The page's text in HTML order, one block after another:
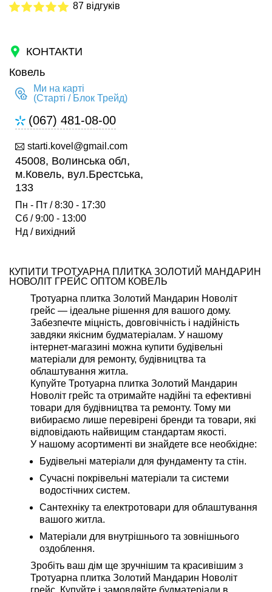
87 відгуків
КОНТАКТИ
Ковель
Ми на карті
(Старті / Блок Трейд)
(067) 481-08-00
starti.kovel@gmail.com
45008, Волинська обл,
м.Ковель, вул.Брестська,
133
Пн - Пт / 8:30 - 17:30
Сб / 9:00 - 13:00
Нд / вихідний
КУПИТИ ТРОТУАРНА ПЛИТКА ЗОЛОТИЙ МАНДАРИН
НОВОЛІТ ГРЕЙС ОПТОМ КОВЕЛЬ
Тротуарна плитка Золотий Мандарин Новоліт
грейс — ідеальне рішення для вашого дому.
Забезпечте міцність, довговічність і надійність
завдяки якісним будматеріалам. У нашому
інтернет-магазині можна купити будівельні
матеріали для ремонту, будівництва та
облаштування житла.
Купуйте Тротуарна плитка Золотий Мандарин
Новоліт грейс та отримайте надійні та ефективні
товари для будівництва та ремонту. Тому ми
вибираємо лише перевірені бренди та товари, які
відповідають найвищим стандартам якості.
У нашому асортименті ви знайдете все необхідне:
Будівельні матеріали для фундаменту та стін.
Сучасні покрівельні матеріали та системи
водостічних систем.
Сантехніку та електротовари для облаштування
вашого житла.
Матеріали для внутрішнього та зовнішнього
оздоблення.
Зробіть ваш дім ще зручнішим та красивішим з
Тротуарна плитка Золотий Мандарин Новоліт
грейс. Купуйте і замовляйте будматеріали в